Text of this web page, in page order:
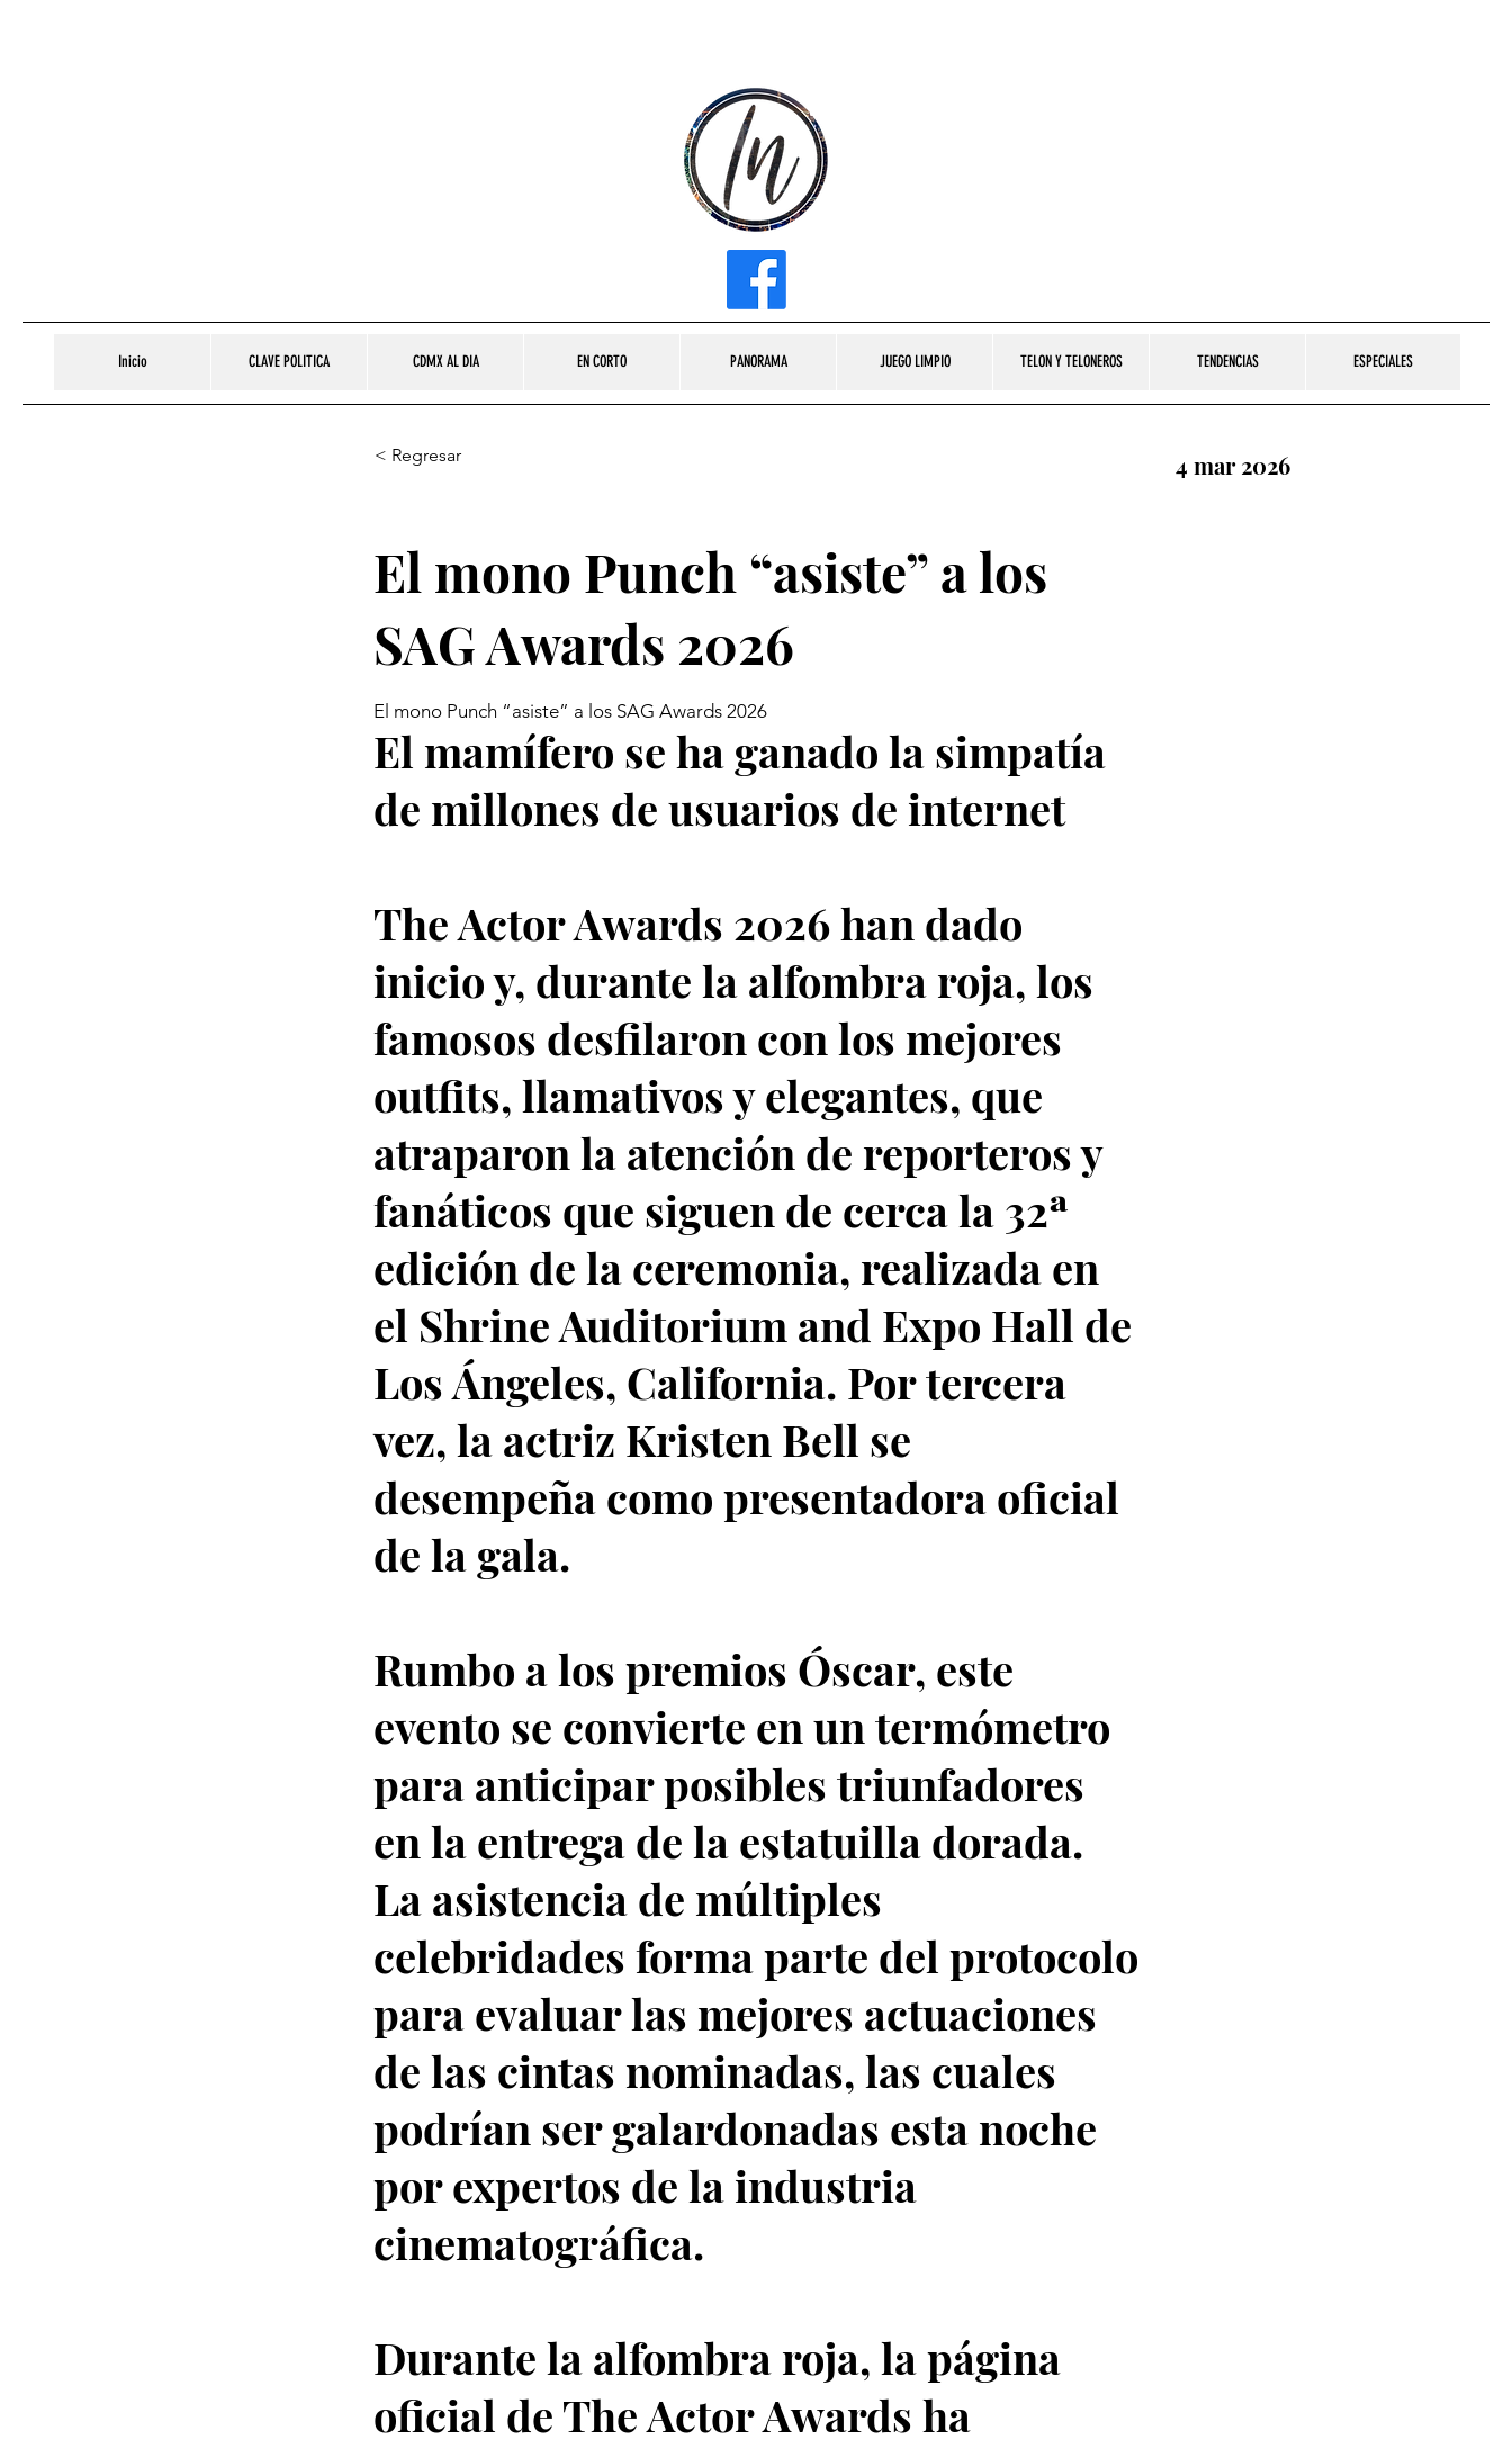
Inicio CLAVE POLITICA CDMX AL DIA EN CORTO PANORAMA JUEGO LIMPIO TELON Y TELONEROS TENDENCIAS ESPECIALES
< Regresar 4 mar 2026
El mono Punch “asiste” a los
SAG Awards 2026
El mono Punch “asiste” a los SAG Awards 2026
El mamífero se ha ganado la simpatía
de millones de usuarios de internet
The Actor Awards 2026 han dado
inicio y, durante la alfombra roja, los
famosos desfilaron con los mejores
outfits, llamativos y elegantes, que
atraparon la atención de reporteros y
fanáticos que siguen de cerca la 32ª
edición de la ceremonia, realizada en
el Shrine Auditorium and Expo Hall de
Los Ángeles, California. Por tercera
vez, la actriz Kristen Bell se
desempeña como presentadora oficial
de la gala.
Rumbo a los premios Óscar, este
evento se convierte en un termómetro
para anticipar posibles triunfadores
en la entrega de la estatuilla dorada.
La asistencia de múltiples
celebridades forma parte del protocolo
para evaluar las mejores actuaciones
de las cintas nominadas, las cuales
podrían ser galardonadas esta noche
por expertos de la industria
cinematográfica.
Durante la alfombra roja, la página
oficial de The Actor Awards ha